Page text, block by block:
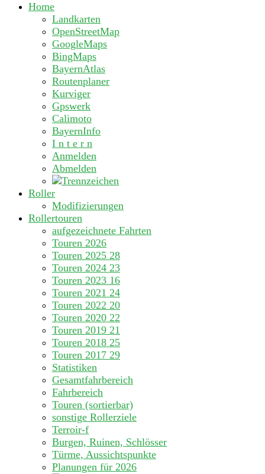
Home
Landkarten
OpenStreetMap
GoogleMaps
BingMaps
BayernAtlas
Routenplaner
Kurviger
Gpswerk
Calimoto
BayernInfo
I n t e r n
Anmelden
Abmelden
Roller
Modifizierungen
Rollertouren
aufgezeichnete Fahrten
Touren 2026
Touren 2025 28
Touren 2024 23
Touren 2023 16
Touren 2021 24
Touren 2022 20
Touren 2020 22
Touren 2019 21
Touren 2018 25
Touren 2017 29
Statistiken
Gesamtfahrbereich
Fahrbereich
Touren (sortierbar)
sonstige Rollerziele
Terroir-f
Burgen, Ruinen, Schlösser
Türme, Aussichtspunkte
Planungen für 2026